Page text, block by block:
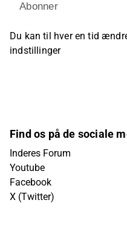
Abonner
Du kan til hver en tid
indstillinger
Find os på de sociale
Inderes Forum
Youtube
Facebook
X (Twitter)